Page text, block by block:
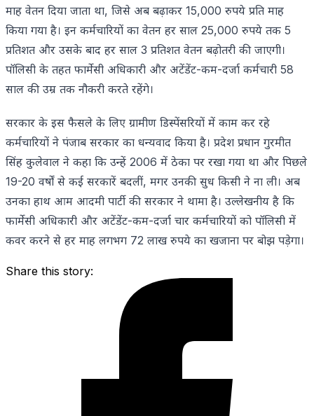
माह वेतन दिया जाता था, जिसे अब बढ़ाकर 15,000 रुपये प्रति माह
किया गया है। इन कर्मचारियों का वेतन हर साल 25,000 रुपये तक 5
प्रतिशत और उसके बाद हर साल 3 प्रतिशत वेतन बढ़ोतरी की जाएगी।
पॉलिसी के तहत फार्मेसी अधिकारी और अटेंडेंट-कम-दर्जा कर्मचारी 58
साल की उम्र तक नौकरी करते रहेंगे।
सरकार के इस फैसले के लिए ग्रामीण डिस्पेंसरियों में काम कर रहे
कर्मचारियों ने पंजाब सरकार का धन्यवाद किया है। प्रदेश प्रधान गुरमीत
सिंह कुलेवाल ने कहा कि उन्हें 2006 में ठेका पर रखा गया था और पिछले
19-20 वर्षों से कई सरकारें बदलीं, मगर उनकी सुध किसी ने ना ली। अब
उनका हाथ आम आदमी पार्टी की सरकार ने थामा है। उल्लेखनीय है कि
फार्मेसी अधिकारी और अटेंडेंट-कम-दर्जा चार कर्मचारियों को पॉलिसी में
कवर करने से हर माह लगभग 72 लाख रुपये का खजाना पर बोझ पड़ेगा।
Share this story: